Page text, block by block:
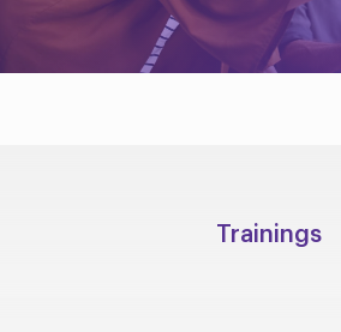
Trainings